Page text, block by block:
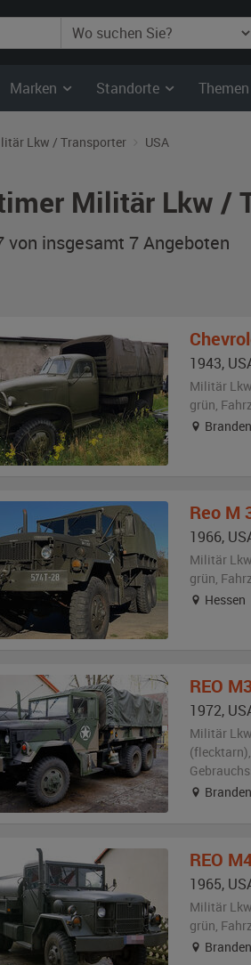
Marken Standorte Themen
Lkw / Transporter USA
Militär Lkw /
von insgesamt 7Angeboten
1943,
Militär
grün,
Reo M
1966,
Militär
grün,
Hessen
REO
1972,
Militär
(flecktarn),
REO
1965,
Militär
grün,